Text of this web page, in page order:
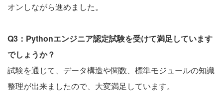
オンしながら進めました。
Q3：Pythonエンジニア認定試験を受けて満足しています
でしょうか？
試験を通じて、データ構造や関数、標準モジュールの知識
整理が出来ましたので、大変満足しています。